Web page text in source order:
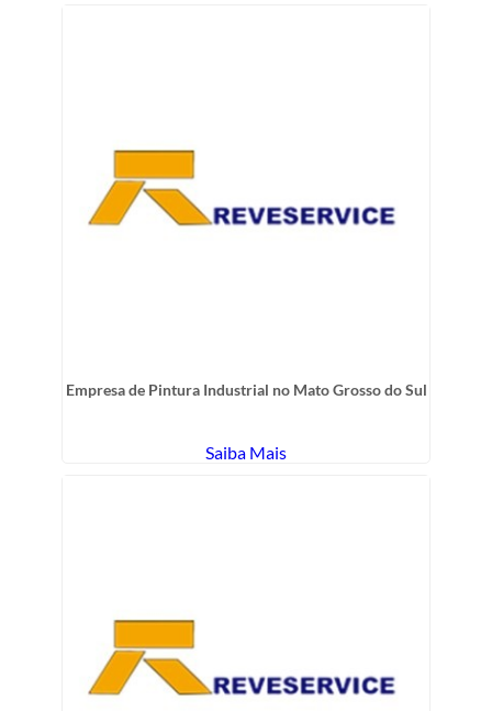
Empresa de Pintura Industrial no Mato Grosso do Sul
Saiba Mais